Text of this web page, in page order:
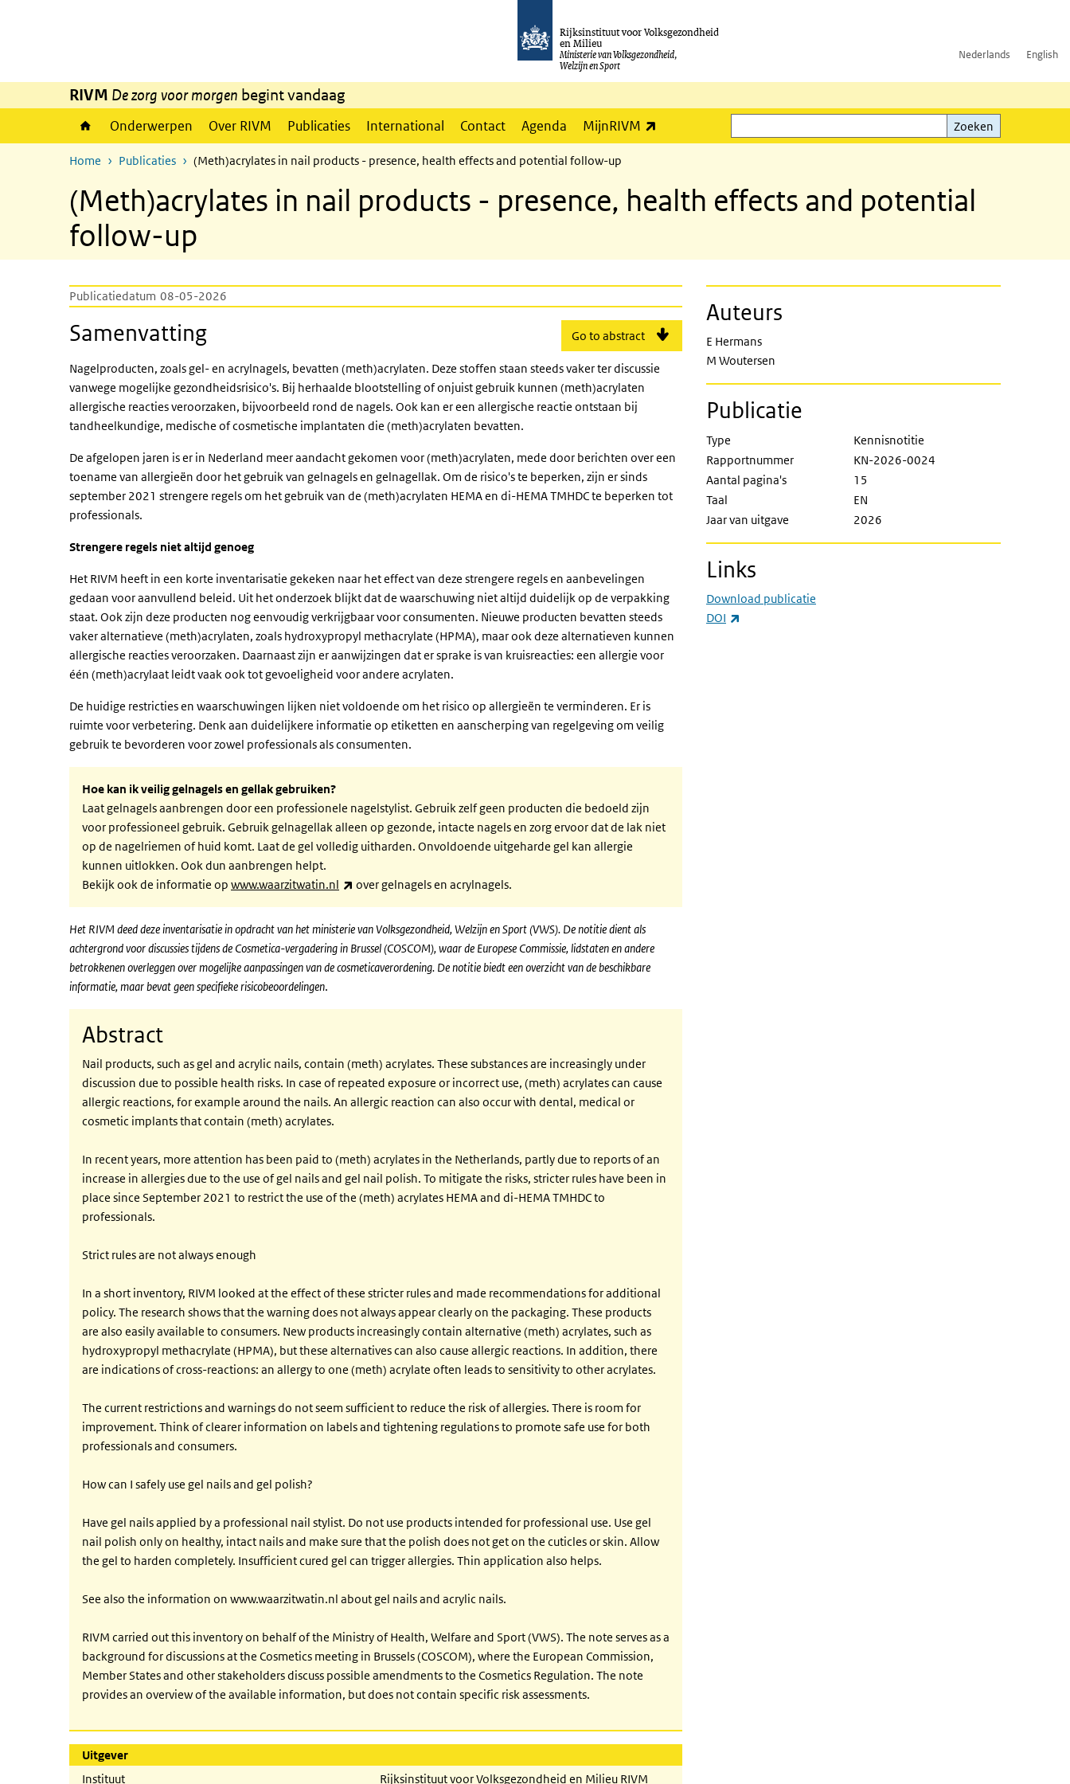
Rijksinstituut voor Volksgezondheid
en Milieu
Ministerie van Volksgezondheid,
Welzijn en Sport
Nederlands English
RIVM De zorg voor morgen begint vandaag
Onderwerpen Over RIVM Publicaties International Contact Agenda MijnRIVM
Zoeken
Zoeken
Home Publicaties (Meth)acrylates in nail products - presence, health effects and potential follow-up
(Meth)acrylates in nail products - presence, health effects and potential
follow-up
Publicatiedatum 08-05-2026
Go to abstract
Samenvatting
Nagelproducten, zoals gel- en acrylnagels, bevatten (meth)acrylaten. Deze stoffen staan steeds vaker ter discussie
vanwege mogelijke gezondheidsrisico's. Bij herhaalde blootstelling of onjuist gebruik kunnen (meth)acrylaten
allergische reacties veroorzaken, bijvoorbeeld rond de nagels. Ook kan er een allergische reactie ontstaan bij
tandheelkundige, medische of cosmetische implantaten die (meth)acrylaten bevatten.
De afgelopen jaren is er in Nederland meer aandacht gekomen voor (meth)acrylaten, mede door berichten over een
toename van allergieën door het gebruik van gelnagels en gelnagellak. Om de risico's te beperken, zijn er sinds
september 2021 strengere regels om het gebruik van de (meth)acrylaten HEMA en di-HEMA TMHDC te beperken tot
professionals.
Strengere regels niet altijd genoeg
Het RIVM heeft in een korte inventarisatie gekeken naar het effect van deze strengere regels en aanbevelingen
gedaan voor aanvullend beleid. Uit het onderzoek blijkt dat de waarschuwing niet altijd duidelijk op de verpakking
staat. Ook zijn deze producten nog eenvoudig verkrijgbaar voor consumenten. Nieuwe producten bevatten steeds
vaker alternatieve (meth)acrylaten, zoals hydroxypropyl methacrylate (HPMA), maar ook deze alternatieven kunnen
allergische reacties veroorzaken. Daarnaast zijn er aanwijzingen dat er sprake is van kruisreacties: een allergie voor
één (meth)acrylaat leidt vaak ook tot gevoeligheid voor andere acrylaten.
De huidige restricties en waarschuwingen lijken niet voldoende om het risico op allergieën te verminderen. Er is
ruimte voor verbetering. Denk aan duidelijkere informatie op etiketten en aanscherping van regelgeving om veilig
gebruik te bevorderen voor zowel professionals als consumenten.
Hoe kan ik veilig gelnagels en gellak gebruiken?
Laat gelnagels aanbrengen door een professionele nagelstylist. Gebruik zelf geen producten die bedoeld zijn
voor professioneel gebruik. Gebruik gelnagellak alleen op gezonde, intacte nagels en zorg ervoor dat de lak niet
op de nagelriemen of huid komt. Laat de gel volledig uitharden. Onvoldoende uitgeharde gel kan allergie
kunnen uitlokken. Ook dun aanbrengen helpt.
Bekijk ook de informatie op www.waarzitwatin.nl (externe link)
over gelnagels en acrylnagels.
Het RIVM deed deze inventarisatie in opdracht van het ministerie van Volksgezondheid, Welzijn en Sport (VWS). De notitie dient als
achtergrond voor discussies tijdens de Cosmetica-vergadering in Brussel (COSCOM), waar de Europese Commissie, lidstaten en andere
betrokkenen overleggen over mogelijke aanpassingen van de cosmeticaverordening. De notitie biedt een overzicht van de beschikbare
informatie, maar bevat geen specifieke risicobeoordelingen.
Abstract
Nail products, such as gel and acrylic nails, contain (meth) acrylates. These substances are increasingly under
discussion due to possible health risks. In case of repeated exposure or incorrect use, (meth) acrylates can cause
allergic reactions, for example around the nails. An allergic reaction can also occur with dental, medical or
cosmetic implants that contain (meth) acrylates.
In recent years, more attention has been paid to (meth) acrylates in the Netherlands, partly due to reports of an
increase in allergies due to the use of gel nails and gel nail polish. To mitigate the risks, stricter rules have been in
place since September 2021 to restrict the use of the (meth) acrylates HEMA and di-HEMA TMHDC to
professionals.
Strict rules are not always enough
In a short inventory, RIVM looked at the effect of these stricter rules and made recommendations for additional
policy. The research shows that the warning does not always appear clearly on the packaging. These products
are also easily available to consumers. New products increasingly contain alternative (meth) acrylates, such as
hydroxypropyl methacrylate (HPMA), but these alternatives can also cause allergic reactions. In addition, there
are indications of cross-reactions: an allergy to one (meth) acrylate often leads to sensitivity to other acrylates.
The current restrictions and warnings do not seem sufficient to reduce the risk of allergies. There is room for
improvement. Think of clearer information on labels and tightening regulations to promote safe use for both
professionals and consumers.
How can I safely use gel nails and gel polish?
Have gel nails applied by a professional nail stylist. Do not use products intended for professional use. Use gel
nail polish only on healthy, intact nails and make sure that the polish does not get on the cuticles or skin. Allow
the gel to harden completely. Insufficient cured gel can trigger allergies. Thin application also helps.
See also the information on www.waarzitwatin.nl about gel nails and acrylic nails.
RIVM carried out this inventory on behalf of the Ministry of Health, Welfare and Sport (VWS). The note serves as a
background for discussions at the Cosmetics meeting in Brussels (COSCOM), where the European Commission,
Member States and other stakeholders discuss possible amendments to the Cosmetics Regulation. The note
provides an overview of the available information, but does not contain specific risk assessments.
Uitgever
Instituut
Rijksinstituut voor Volksgezondheid en Milieu RIVM
Auteurs
E Hermans
M Woutersen
Publicatie
Type
Kennisnotitie
Rapportnummer
KN-2026-0024
Aantal pagina's
15
Taal
EN
Jaar van uitgave
2026
Links
Download publicatie
DOI